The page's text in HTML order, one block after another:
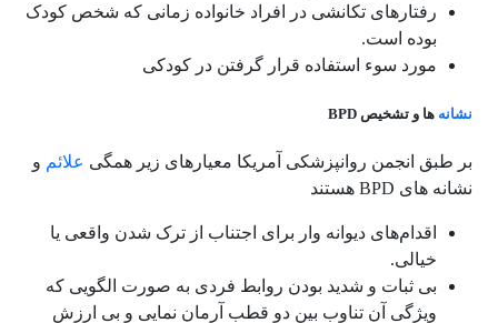
رفتارهای تکانشی در افراد خانواده زمانی که شخص کودک
بوده است.
مورد سوء استفاده قرار گرفتن در کودکی
نشانه ها و تشخیص BPD
بر طبق انجمن روانپزشکی آمریکا معیارهای زیر همگی علائم و
نشانه های BPD هستند
اقدام‌های دیوانه وار برای اجتناب از ترک شدن واقعی یا
خیالی.
بی ثبات و شدید بودن روابط فردی به صورت الگویی که
ویژگی آن تناوب بین دو قطب آرمان نمایی و بی ارزش